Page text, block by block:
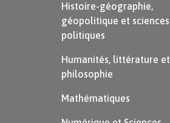
Histoire-géographie,
géopolitique et sciences
politiques
Humanités, littérature et
philosophie
Mathématiques